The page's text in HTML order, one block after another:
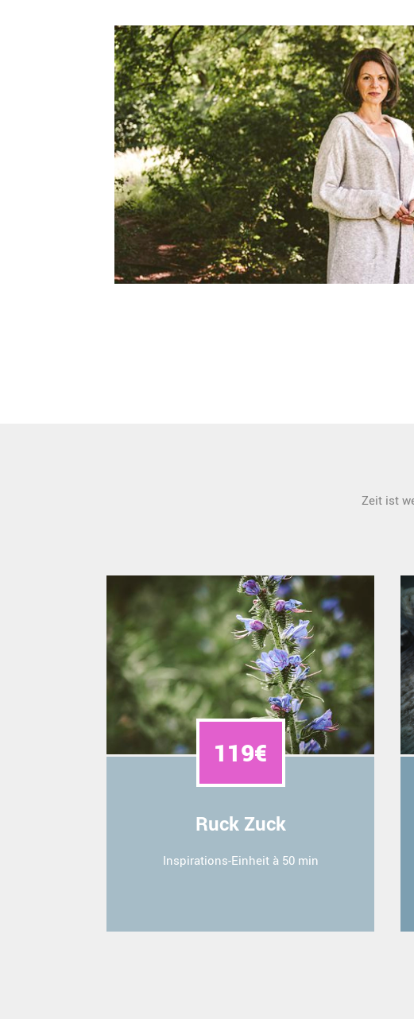
Zeit ist
119€
Ruck Zuck
Inspirations-Einheit à 50 min